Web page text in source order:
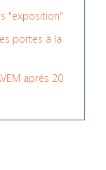
"exposition"
portes à la
après 20